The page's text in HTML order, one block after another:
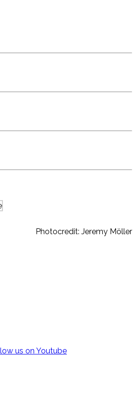
Photocredit: Jeremy Möller